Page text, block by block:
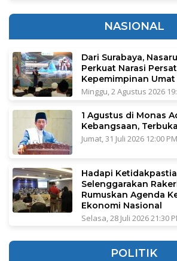
NASIONAL
Dari Surabaya,
Perkuat Narasi
Kepemimpinan Umat
Minggu, 2 Agustus 2026
1 Agustus di Monas
Kebangsaan,
Jumat, 31 Juli 2026 12:00 PM
Hadapi
Selenggarakan
Rumuskan Agenda
Ekonomi Nasional
Selasa, 28 Juli 2026 21:30
POLITIK